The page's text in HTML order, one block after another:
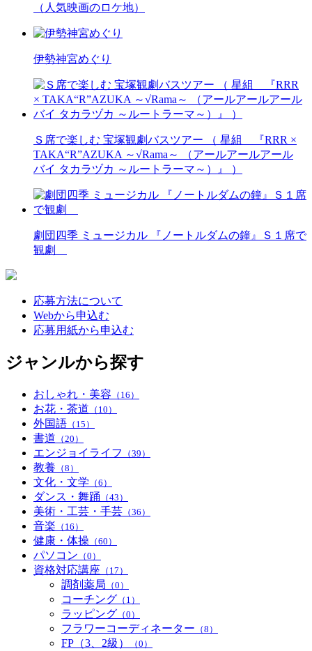
（人気映画のロケ地）
伊勢神宮めぐり
Ｓ席で楽しむ 宝塚観劇バスツアー （ 星組 『RRR ×
TAKA“R”AZUKA ～√Rama～ （アールアールアール
バイ タカラヅカ ～ルートラーマ～）』 ）
劇団四季 ミュージカル 『ノートルダムの鐘』Ｓ１席で
観劇
応募方法について
Webから申込む
応募用紙から申込む
ジャンルから探す
おしゃれ・美容 （16）
お花・茶道 （10）
外国語 （15）
書道 （20）
エンジョイライフ （39）
教養 （8）
文化・文学 （6）
ダンス・舞踊 （43）
美術・工芸・手芸 （36）
音楽 （16）
健康・体操 （60）
パソコン （0）
資格対応講座 （17）
調剤薬局 （0）
コーチング （1）
ラッピング （0）
フラワーコーディネーター （8）
FP（3、2級） （0）